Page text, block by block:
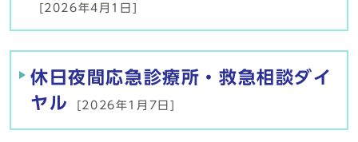
[2026年4月1日]
休日夜間応急診療所・救急相談ダイ
ヤル
[2026年1月7日]